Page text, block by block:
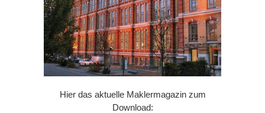
Hier das aktuelle Maklermagazin zum
Download: